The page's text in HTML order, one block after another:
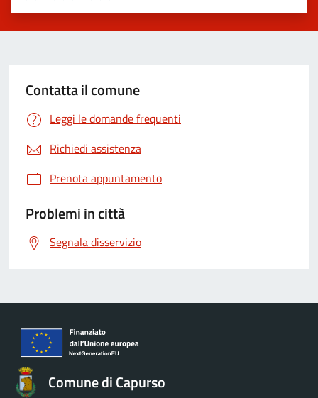
Valuta 5 stelle su 5
Valuta 4 stelle su 5
Valuta 3 stelle su 5
Valuta 2 stelle su 5
Valuta 1 stelle su 5
Contatta il comune
Leggi le domande frequenti
Richiedi assistenza
Prenota appuntamento
Problemi in città
Segnala disservizio
Comune di Capurso